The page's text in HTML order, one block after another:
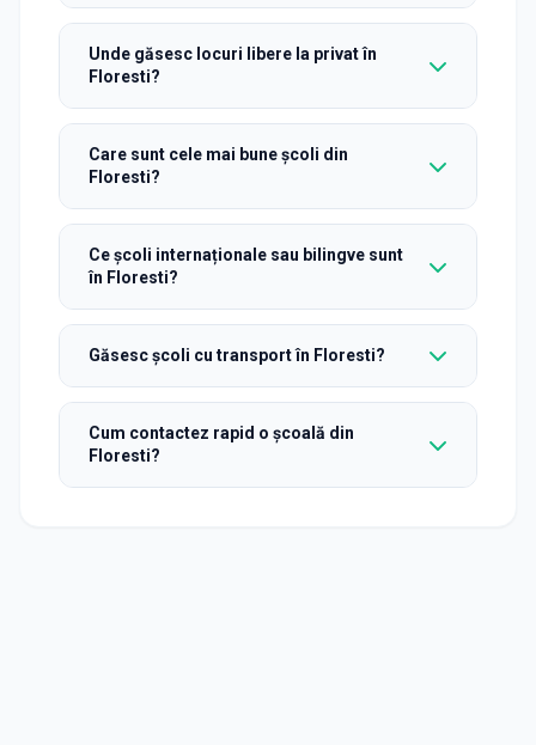
Unde găsesc locuri libere la privat în
Floresti?
Care sunt cele mai bune școli din
Floresti?
Ce școli internaționale sau bilingve sunt
în Floresti?
Găsesc școli cu transport în Floresti?
Cum contactez rapid o școală din
Floresti?